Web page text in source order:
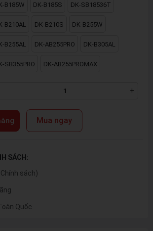
B185W DK-B185S DK-SB18536T
B210AL DK-B210S DK-B255W
B255AL DK-AB255PRO DK-B305AL
SB355PRO DK-AB255PROMAX
+
Mua ngay
SÁCH:
sách)
Quốc